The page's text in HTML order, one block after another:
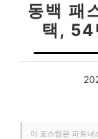
동백 패
택, 54
이 포스팅은 파트너